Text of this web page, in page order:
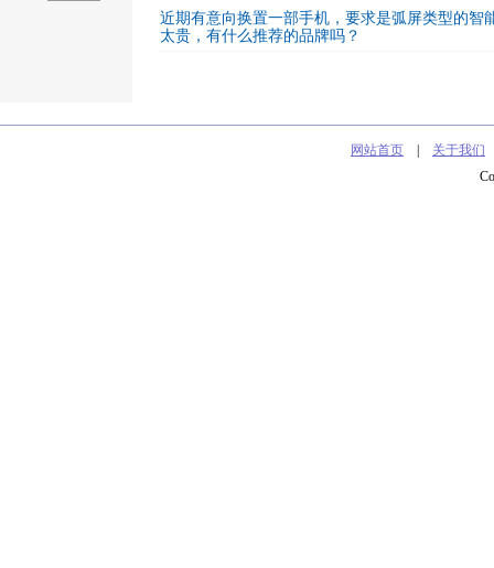
近期有意向换置一部手机，要求是弧屏类型的智
太贵，有什么推荐的品牌吗？
网站首页 关于我们